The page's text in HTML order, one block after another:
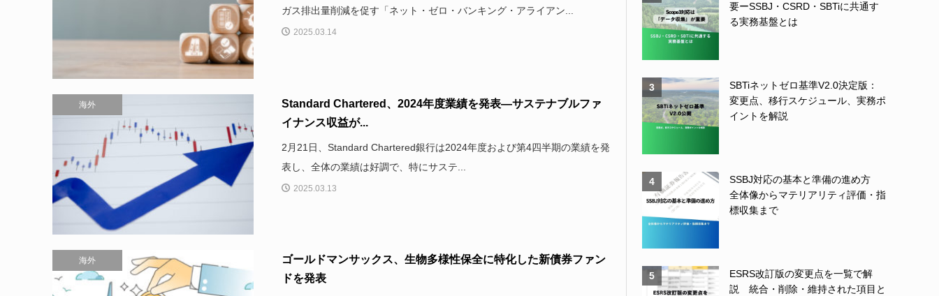
ガス排出量削減を促す「ネット・ゼロ・バンキング・アライアン...
2025.03.14
海外
Standard Chartered、2024年度業績を発表—サステナブルファ
イナンス収益が...
2月21日、Standard Chartered銀行は2024年度および第4四半期の業績を発
表し、全体の業績は好調で、特にサステ...
2025.03.13
海外
ゴールドマンサックス、生物多様性保全に特化した新債券ファン
ドを発表
要ーSSBJ・CSRD・SBTiに共通す
る実務基盤とは
3
SBTiネットゼロ基準V2.0決定版：
変更点、移行スケジュール、実務ポ
イントを解説
4
SSBJ対応の基本と準備の進め方
全体像からマテリアリティ評価・指
標収集まで
5
ESRS改訂版の変更点を一覧で解
説 統合・削除・維持された項目と